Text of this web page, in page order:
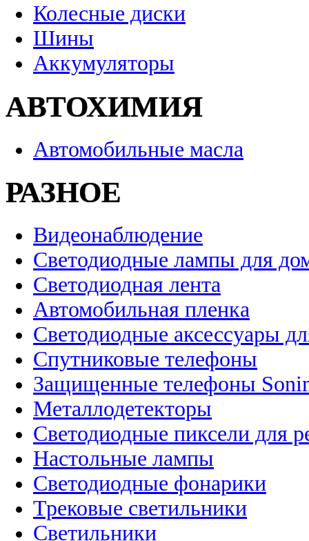
Колесные диски
Шины
Аккумуляторы
АВТОХИМИЯ
Автомобильные масла
РАЗНОЕ
Видеонаблюдение
Светодиодные лампы для
Светодиодная лента
Автомобильная пленка
Светодиодные аксессуары
Спутниковые телефоны
Защищенные телефоны
Металлодетекторы
Светодиодные пиксели для
Настольные лампы
Светодиодные фонарики
Трековые светильники
Светильники